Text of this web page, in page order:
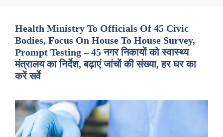
Health Ministry To Officials Of 45 Civic
Bodies, Focus On House To House Survey,
Prompt Testing – 45 नगर निकायों को स्वास्थ्य
मंत्रालय का निर्देश, बढ़ाएं जांचों की संख्या, हर घर का
करें सर्वे